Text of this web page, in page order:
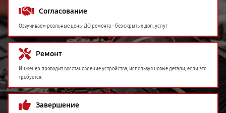
Согласование
Озвучиваем реальные цены ДО ремонта - без скрытых доп. услуг
Ремонт
Инженер проводит восстановление устройства, используя новые детали, если это
требуется.
Завершение